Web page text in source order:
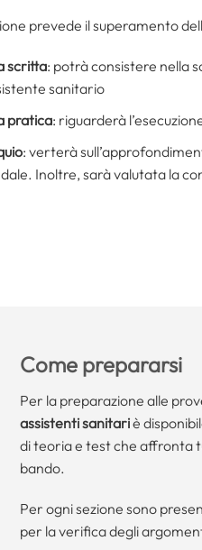
prevede il superamento
scritta: potrà consistere nella
sanitario
pratica: riguarderà
: verterà
Inoltre, sarà valutata la
Come prepararsi
Per la preparazione alle
assistenti sanitariè
di teoria e test che affronta
bando.
Per ogni sezione sono
per la verifica degli